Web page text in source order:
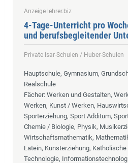
Anzeige lehrer.biz
4-Tage-Unterricht pro
und berufsbegleitender
Private Isar-Schulen / Huber-Schulen
Hauptschule, Gymnasium,
Realschule
Fächer: Werken und Gestalten,
Werken, Kunst / Werken,
Sporterziehung, Sport Additum,
Chemie / Biologie, Physik,
Wirtschaftsmathematik,
Latein, Kunsterziehung, Katholische
Technologie,